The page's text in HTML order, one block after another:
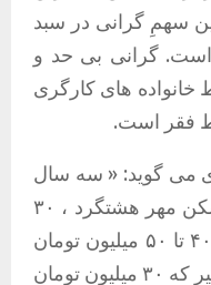
سهمِ گرانی در سبد
است. گرانی بی حد و
های کارگری
فقر است.
می گوید: « سه سال
پیش، قیمت دولتیِ هر واحد مسکن مهر هشتگرد ، ۳۰
تا ۵۰ میلیون تومان نقد و حدود ۴۰ تا ۵۰ میلیون تومان
وام بود؛ یعنی یک کارگر یا مزدبگیر که ۳۰ میلیون تومان